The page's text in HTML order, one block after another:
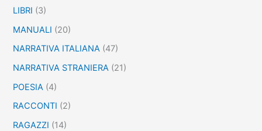
LIBRI (3)
MANUALI (20)
NARRATIVA ITALIANA (47)
NARRATIVA STRANIERA (21)
POESIA (4)
RACCONTI (2)
RAGAZZI (14)